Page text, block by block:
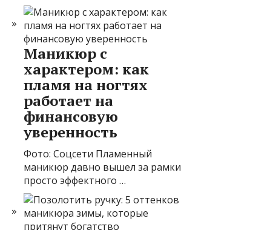
Маникюр с
характером: как
пламя на ногтях
работает на
финансовую
уверенность
Фото: Соцсети Пламенный
маникюр давно вышел за рамки
просто эффектного …